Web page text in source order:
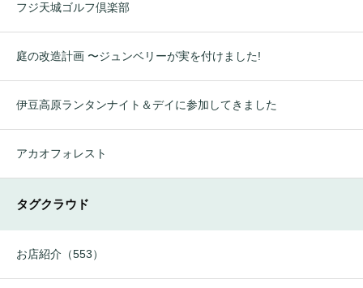
フジ天城ゴルフ倶楽部
庭の改造計画 〜ジュンベリーが実を付けました!
伊豆高原ランタンナイト＆デイに参加してきました
アカオフォレスト
タグクラウド
お店紹介（553）